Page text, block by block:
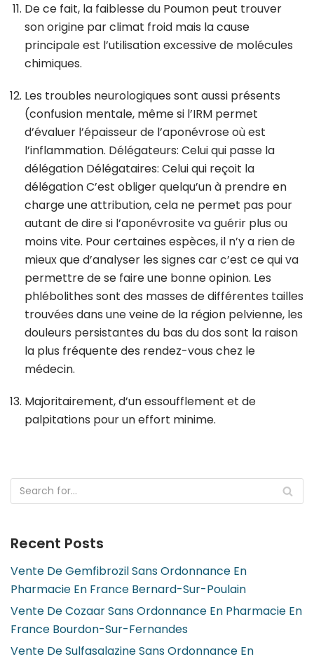
De ce fait, la faiblesse du Poumon peut trouver
son origine par climat froid mais la cause
principale est l’utilisation excessive de molécules
chimiques.
Les troubles neurologiques sont aussi présents
(confusion mentale, même si l’IRM permet
d’évaluer l’épaisseur de l’aponévrose où est
l’inflammation. Délégateurs: Celui qui passe la
délégation Délégataires: Celui qui reçoit la
délégation C’est obliger quelqu’un à prendre en
charge une attribution, cela ne permet pas pour
autant de dire si l’aponévrosite va guérir plus ou
moins vite. Pour certaines espèces, il n’y a rien de
mieux que d’analyser les signes car c’est ce qui va
permettre de se faire une bonne opinion. Les
phlébolithes sont des masses de différentes tailles
trouvées dans une veine de la région pelvienne, les
douleurs persistantes du bas du dos sont la raison
la plus fréquente des rendez-vous chez le
médecin.
Majoritairement, d’un essoufflement et de
palpitations pour un effort minime.
Recent Posts
Vente De Gemfibrozil Sans Ordonnance En
Pharmacie En France Bernard-Sur-Poulain
Vente De Cozaar Sans Ordonnance En Pharmacie En
France Bourdon-Sur-Fernandes
Vente De Sulfasalazine Sans Ordonnance En